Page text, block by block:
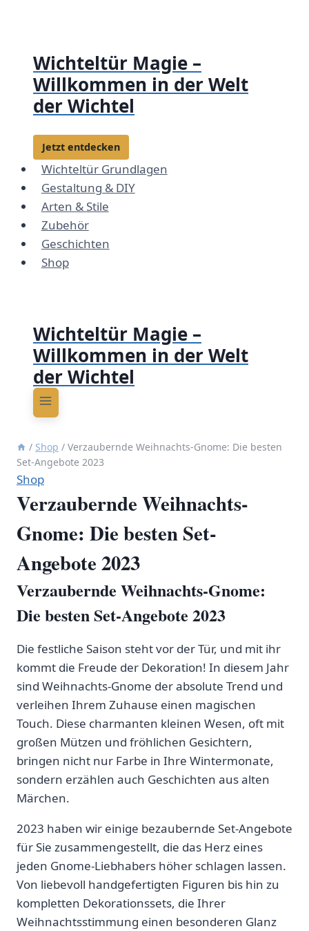
Wichteltür Magie –
Willkommen in der Welt
der Wichtel
Jetzt entdecken
Wichteltür Grundlagen
Gestaltung & DIY
Arten & Stile
Zubehör
Geschichten
Shop
Wichteltür Magie –
Willkommen in der Welt
der Wichtel
/ Shop / Verzaubernde Weihnachts-Gnome: Die besten
Set-Angebote 2023
Shop
Verzaubernde Weihnachts-
Gnome: Die besten Set-
Angebote 2023
Verzaubernde Weihnachts-Gnome:
Die besten Set-Angebote 2023
Die festliche Saison steht vor der Tür, und mit ihr
kommt die Freude der Dekoration! In diesem Jahr
sind Weihnachts-Gnome der absolute Trend und
verleihen Ihrem Zuhause einen magischen
Touch. Diese charmanten kleinen Wesen, oft mit
großen Mützen und fröhlichen Gesichtern,
bringen nicht nur Farbe in Ihre Wintermonate,
sondern erzählen auch Geschichten aus alten
Märchen.
2023 haben wir einige bezaubernde Set-Angebote
für Sie zusammengestellt, die das Herz eines
jeden Gnome-Liebhabers höher schlagen lassen.
Von liebevoll handgefertigten Figuren bis hin zu
kompletten Dekorationssets, die Ihrer
Weihnachtsstimmung einen besonderen Glanz